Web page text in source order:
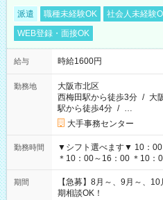
派遣 職種未経験OK 社会人未経験
WEB登録・面接OK
給与 時給1600円
勤務地
大阪市北区
西梅田駅から徒歩3分 / 大
駅から徒歩4分 / …
大手事務センター
勤務時間
▼シフト選べます▼ 10：00
＊10：00～16：00 ＊10：
11：00～19：00 ＊12：
期間
【急募】8月～、9月～、
期相談OK！